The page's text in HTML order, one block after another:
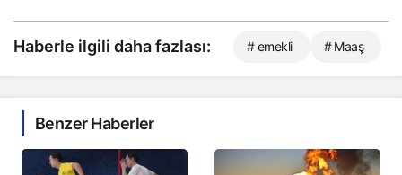
Haberle ilgili daha fazlası: # emekli # Maaş
Benzer Haberler